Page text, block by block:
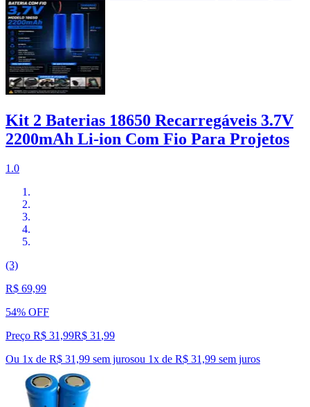
Kit 2 Baterias 18650 Recarregáveis 3.7V
2200mAh Li-ion Com Fio Para Projetos
1.0
(3)
R$ 69,99
54% OFF
Preço R$ 31,99R$ 31 ,99
Ou 1x de R$ 31,99 sem jurosou 1x de R$ 31,99 sem juros